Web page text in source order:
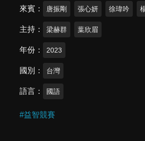
來賓 唐振剛 張心妍 徐瑋吟
主持 梁赫群 葉欣眉
年份 2023
國別 台灣
語言 國語
#益智競賽